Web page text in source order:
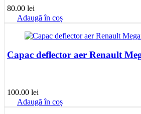
80.00 lei
Adaugă în coș
Capac deflector aer Renault
100.00 lei
Adaugă în coș